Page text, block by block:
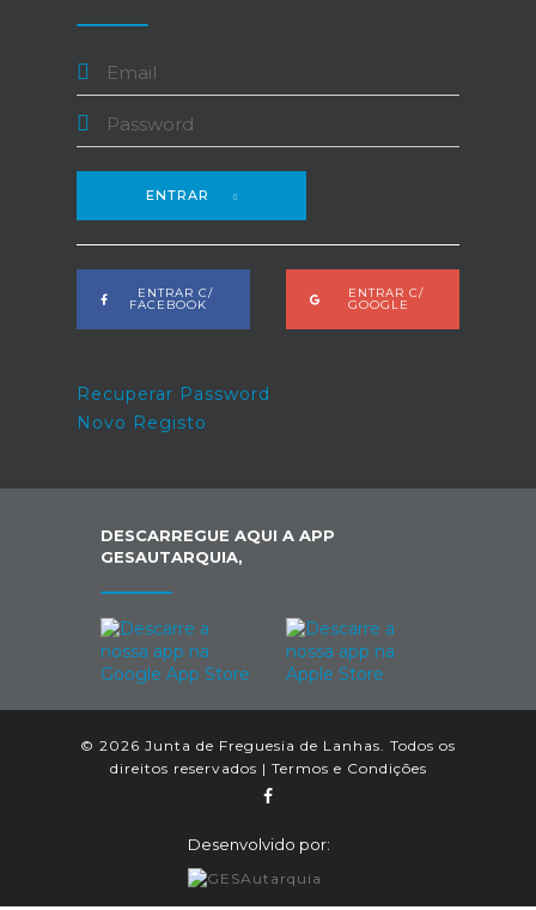
ENTRAR
ENTRAR C/
FACEBOOK
ENTRAR C/
GOOGLE
Recuperar Password
Novo Registo
DESCARREGUE AQUI A APP
GESAUTARQUIA,
© 2026 Junta de Freguesia de Lanhas. Todos os
direitos reservados | Termos e Condições
Desenvolvido por: